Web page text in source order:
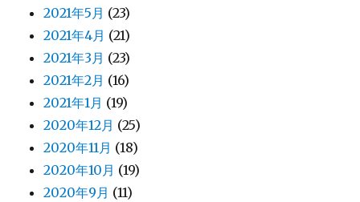
2021年5月 (23)
2021年4月 (21)
2021年3月 (23)
2021年2月 (16)
2021年1月 (19)
2020年12月 (25)
2020年11月 (18)
2020年10月 (19)
2020年9月 (11)